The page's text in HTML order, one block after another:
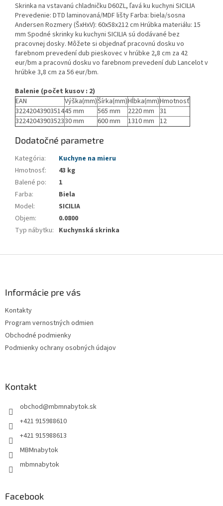
Skrinka na vstavanú chladničku D60ZL, ľavá ku kuchyni SICILIA
Prevedenie: DTD laminovaná/MDF lišty Farba: biela/sosna
Andersen Rozmery (ŠxHxV): 60x58x212 cm Hrúbka materiálu: 15
mm Spodné skrinky ku kuchyni SICILIA sú dodávané bez
pracovnej dosky. Môžete si objednať pracovnú dosku vo
farebnom prevedení dub pieskovec v hrúbke 2,8 cm za 42
eur/bm a pracovnú dosku vo farebnom prevedení dub Lancelot v
hrúbke 3,8 cm za 56 eur/bm.
Balenie (počet kusov : 2)
EAN
Výška(mm)Šírka(mm)Hĺbka(mm)Hmotnosť
3224204390351445 mm 565 mm 2220 mm 31
3224204390352330 mm 600 mm 1310 mm 12
Dodatočné parametre
Kategória:
Kuchyne na mieru
Hmotnosť:
43 kg
Balené po:
1
Farba:
Biela
Model:
SICILIA
Objem:
0.0800
Typ nábytku: Kuchynská skrinka
Informácie pre vás
Kontakty
Program vernostných odmien
Obchodné podmienky
Podmienky ochrany osobných údajov
Kontakt
obchod@mbmnabytok.sk
+421 915988610
+421 915988613
MBMnabytok
mbmnabytok
Facebook